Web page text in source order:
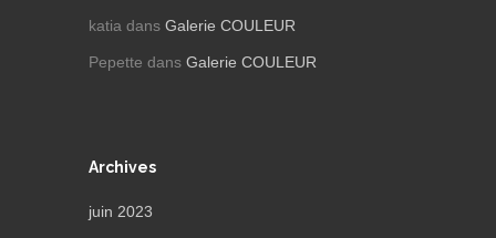
katia dans Galerie COULEUR
Pepette dans Galerie COULEUR
Archives
juin 2023